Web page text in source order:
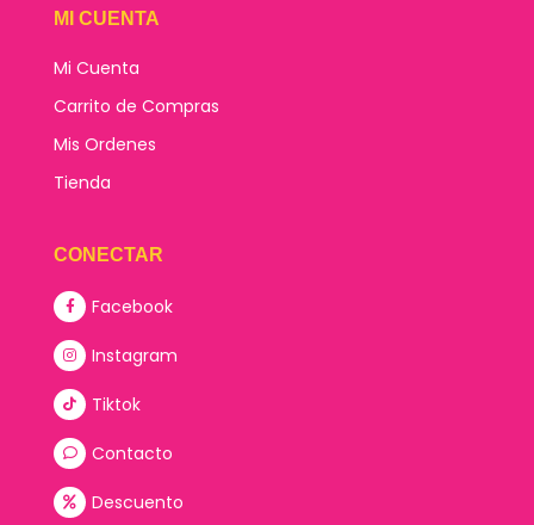
MI CUENTA
Mi Cuenta
Carrito de Compras
Mis Ordenes
Tienda
CONECTAR
Facebook
Instagram
Tiktok
Contacto
Descuento